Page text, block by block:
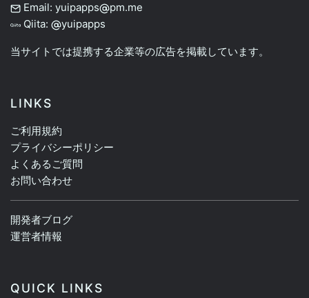
Email: yuipapps
pm.me
Qiita:
yuipapps
当サイトでは提携する企業等の広告を掲載しています。
LINKS
ご利用規約
プライバシーポリシー
よくあるご質問
お問い合わせ
開発者ブログ
運営者情報
QUICK LINKS